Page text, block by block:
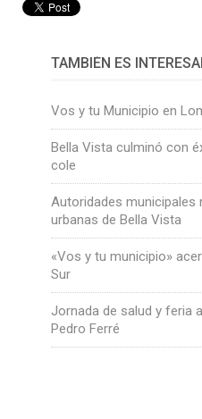
TAMBIÉN ES
Vos y tu Municipio en
Bella Vista culminó con
cole
Autoridades municipales
urbanas de Bella Vista
«Vos y tu municipio»
Sur
Jornada de salud y feria
Pedro Ferré